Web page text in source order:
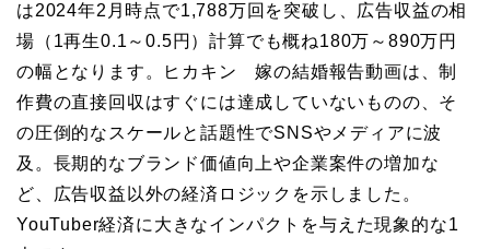
は2024年2月時点で1,788万回を突破し、広告収益の相
場（1再生0.1～0.5円）計算でも概ね180万～890万円
の幅となります。ヒカキン 嫁の結婚報告動画は、制
作費の直接回収はすぐには達成していないものの、そ
の圧倒的なスケールと話題性でSNSやメディアに波
及。長期的なブランド価値向上や企業案件の増加な
ど、広告収益以外の経済ロジックを示しました。
YouTuber経済に大きなインパクトを与えた現象的な1